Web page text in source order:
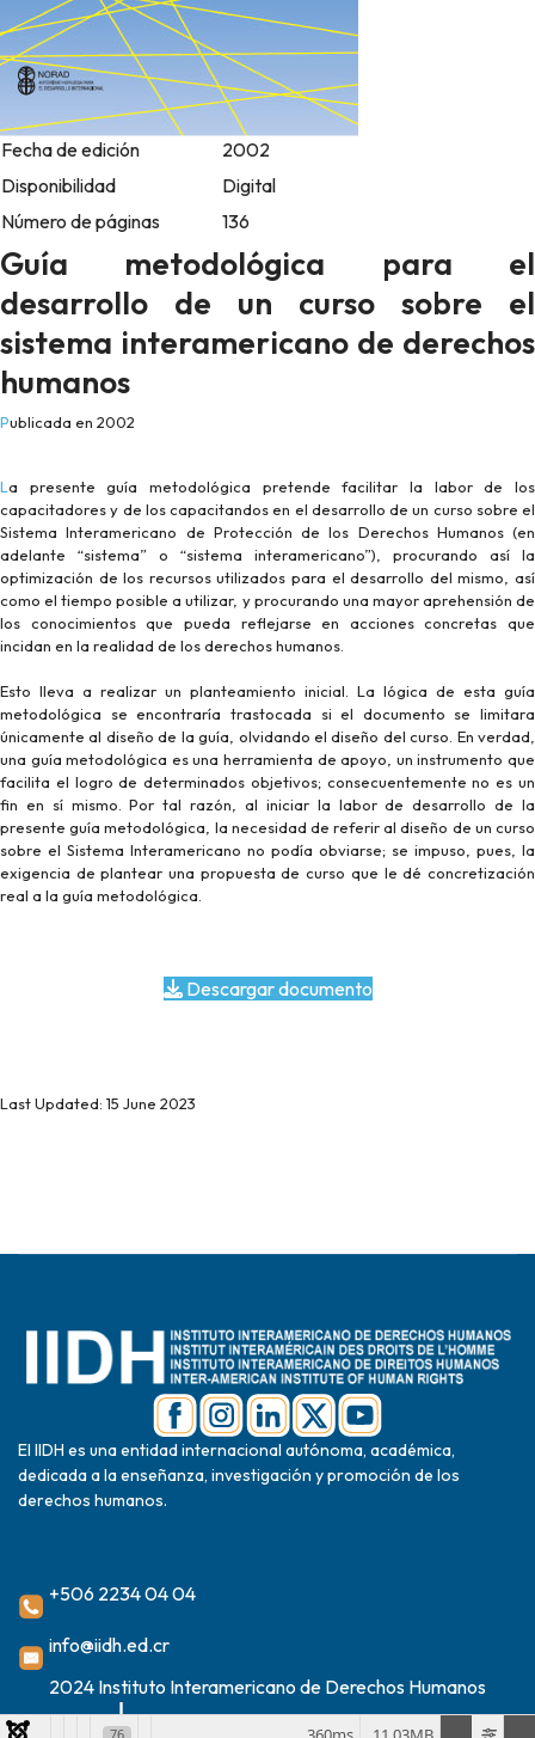
Fecha de edición
2002
Disponibilidad
Digital
Número de páginas
136
Guía metodológica para el
desarrollo de un curso sobre el
sistema interamericano de derechos
humanos
Publicada en 2002
La presente guía metodológica pretende facilitar la labor de los
capacitadores y de los capacitandos en el desarrollo de un curso sobre el
Sistema Interamericano de Protección de los Derechos Humanos (en
adelante “sistema” o “sistema interamericano”), procurando así la
optimización de los recursos utilizados para el desarrollo del mismo, así
como el tiempo posible a utilizar, y procurando una mayor aprehensión de
los conocimientos que pueda reflejarse en acciones concretas que
incidan en la realidad de los derechos humanos.
Esto lleva a realizar un planteamiento inicial. La lógica de esta guía
metodológica se encontraría trastocada si el documento se limitara
únicamente al diseño de la guía, olvidando el diseño del curso. En verdad,
una guía metodológica es una herramienta de apoyo, un instrumento que
facilita el logro de determinados objetivos; consecuentemente no es un
fin en sí mismo. Por tal razón, al iniciar la labor de desarrollo de la
presente guía metodológica, la necesidad de referir al diseño de un curso
sobre el Sistema Interamericano no podía obviarse; se impuso, pues, la
exigencia de plantear una propuesta de curso que le dé concretización
real a la guía metodológica.
Descargar documento
Last Updated: 15 June 2023
El IIDH es una entidad internacional autónoma, académica,
dedicada a la enseñanza, investigación y promoción de los
derechos humanos.
+506 2234 04 04
info@iidh.ed.cr
2024 Instituto Interamericano de Derechos Humanos
76